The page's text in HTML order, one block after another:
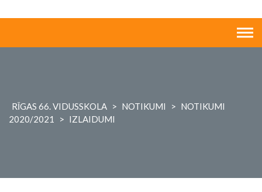
RĪGAS 66. VIDUSSKOLA > NOTIKUMI > NOTIKUMI
2020/2021
> IZLAIDUMI